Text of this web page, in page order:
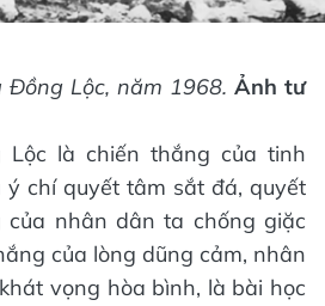
Đồng Lộc, năm 1968. Ảnh tư
Lộc là chiến thắng của tinh
ý chí quyết tâm sắt đá, quyết
của nhân dân ta chống giặc
của lòng dũng cảm, nhân
vọng hòa bình, là bài học